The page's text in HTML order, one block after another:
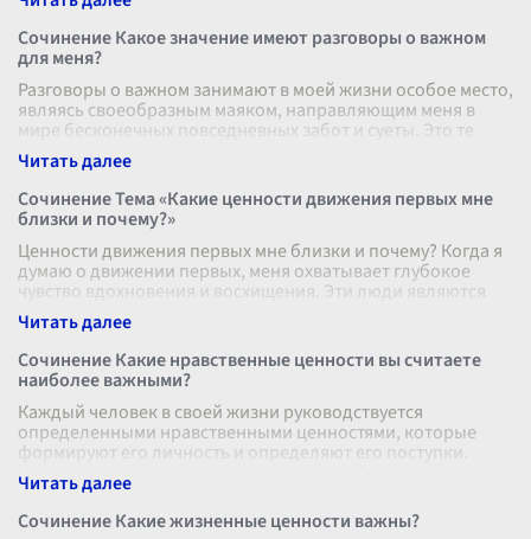
Сочинение Какое значение имеют разговоры о важном
для меня?
Разговоры о важном занимают в моей жизни особое место,
являясь своеобразным маяком, направляющим меня в
мире бесконечных повседневных забот и суеты. Это те
моменты, когда я могу ос
Сочинение Тема «Какие ценности движения первых мне
близки и почему?»
Ценности движения первых мне близки и почему? Когда я
думаю о движении первых, меня охватывает глубокое
чувство вдохновения и восхищения. Эти люди являются
воплощением смелости, р
Сочинение Какие нравственные ценности вы считаете
наиболее важными?
Каждый человек в своей жизни руководствуется
определенными нравственными ценностями, которые
формируют его личность и определяют его поступки.
Нравственные ценности являются своеоб
Сочинение Какие жизненные ценности важны?